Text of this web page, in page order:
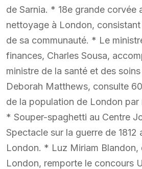
de Sarnia. * 18e grande corvée
nettoyage à London,
de sa communauté. * Le
finances, Charles Sousa,
ministre de la santé et des
Deborah Matthews, consulte
de la population de London
* Souper-spaghetti au Centre
Spectacle sur la guerre de 1812
London. * Luz Miriam Blandon,
London, remporte le concours